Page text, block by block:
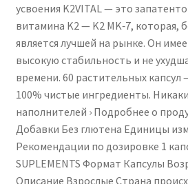
-
A
Premium
Form
of
K2
|
60
Capsules
|
усвоения K2VITAL — это
витамина K2 — K2 MK‑7, которая,
является лучшей на рынке. Он
высокую стабильность и не
времени. 60 растительных капсул
100% чистые ингредиенты.
наполнителей › Подробнее о
Добавки ‎Без глютена Единицы
Рекомендации по дозировке ‎1
SUPLEMENTS Формат ‎Капсулы
Описание ‎Взрослые Страна